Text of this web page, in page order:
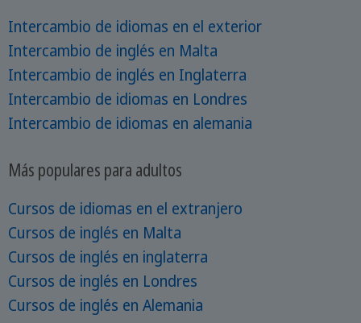
Intercambio de idiomas en el exterior
Intercambio de inglés en Malta
Intercambio de inglés en Inglaterra
Intercambio de idiomas en Londres
Intercambio de idiomas en alemania
Más populares para adultos
Cursos de idiomas en el extranjero
Cursos de inglés en Malta
Cursos de inglés en inglaterra
Cursos de inglés en Londres
Cursos de inglés en Alemania